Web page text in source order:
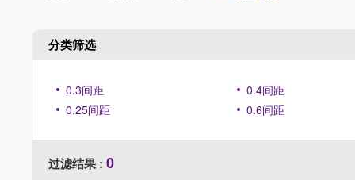
分类筛选
0.3间距
0.4间距
0.25间距
0.6间距
过滤结果 : 0